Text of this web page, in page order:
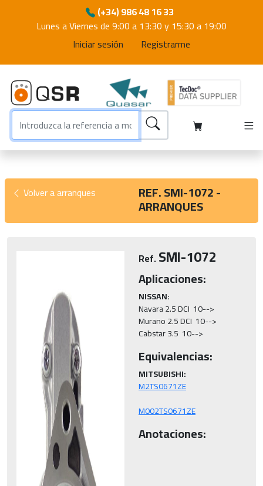
(+34) 986 48 16 33
Lunes a Viernes de 9:00 a 13:30 y 15:30 a 19:00
Iniciar sesión
Registrarme
Volver a arranques REF. SMI-1072 -
ARRANQUES
Ref.SMI-1072
Aplicaciones:
NISSAN:
Navara 2.5 DCI  10-->
Murano 2.5 DCI  10-->
Cabstar 3.5  10-->
Equivalencias:
MITSUBISHI:
M002TS0671ZE
Anotaciones: